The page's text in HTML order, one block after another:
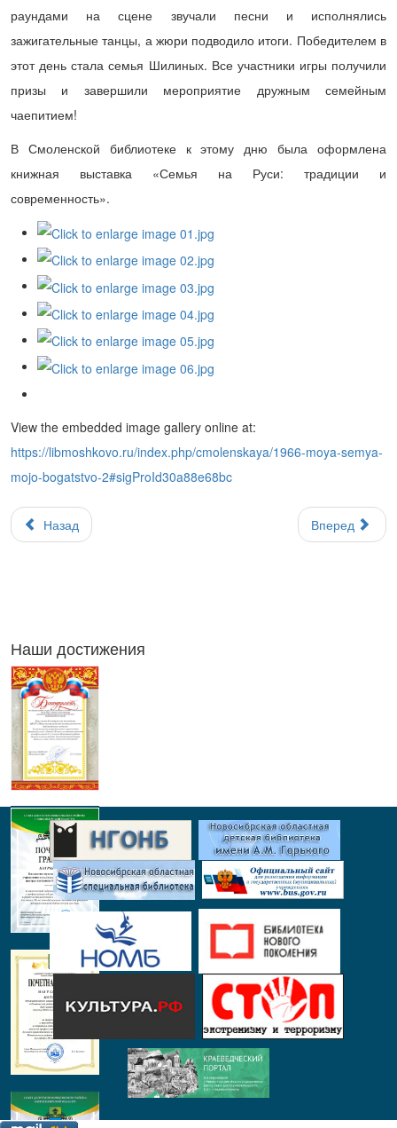
раундами на сцене звучали песни и исполнялись
зажигательные танцы, а жюри подводило итоги. Победителем в
этот день стала семья Шилиных. Все участники игры получили
призы и завершили мероприятие дружным семейным
чаепитием!
В Смоленской библиотеке к этому дню была оформлена
книжная выставка «Семья на Руси: традиции и
современность».
View the embedded image gallery online at:
https://libmoshkovo.ru/index.php/cmolenskaya/1966-moya-semya-
mojo-bogatstvo-2#sigProId30a88e68bc
Назад Вперед
Наши достижения